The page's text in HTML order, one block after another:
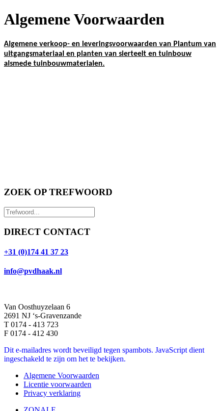
Algemene Voorwaarden
Algemene verkoop- en leveringsvoorwaarden van Plantum van
uitgangsmateriaal en planten van sierteelt en tuinbouw
alsmede tuinbouwmaterialen.
ZOEK OP TREFWOORD
DIRECT CONTACT
+31 (0)174 41 37 23
info@pvdhaak.nl
Van Oosthuyzelaan 6
2691 NJ ‘s-Gravenzande
T 0174 - 413 723
F 0174 - 412 430
Dit e-mailadres wordt beveiligd tegen spambots. JavaScript dient
ingeschakeld te zijn om het te bekijken.
Algemene Voorwaarden
Licentie voorwaarden
Privacy verklaring